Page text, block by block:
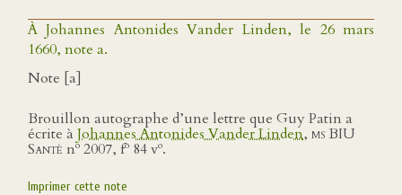
À Johannes Antonides Vander Linden, le 26 mars
1660, note a.
Note [a]
Brouillon autographe d’une lettre que Guy Patin a
écrite à Johannes Antonides Vander Linden, ms BIU
Santé no 2007, fo 84 vo.
Imprimer cette note